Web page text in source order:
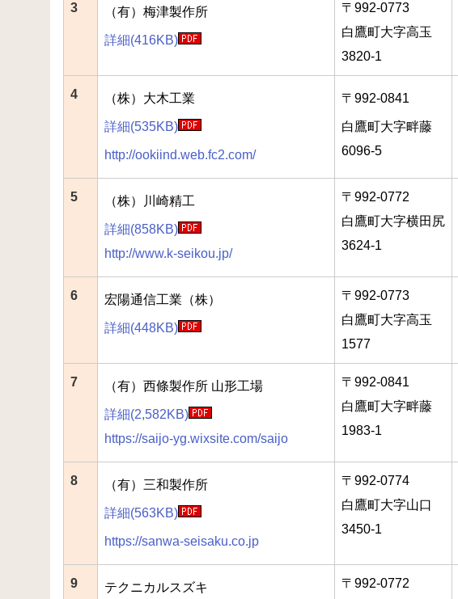
3 （有）梅津製作所
詳細(416KB)
〒992-0773
白鷹町大字高玉
3820-1
4 （株）大木工業
詳細(535KB)
http://ookiind.web.fc2.com/
〒992-0841
白鷹町大字畔藤
6096-5
5 （株）川崎精工
詳細(858KB)
http://www.k-seikou.jp/
〒992-0772
白鷹町大字横田尻
3624-1
6 宏陽通信工業（株）
詳細(448KB)
〒992-0773
白鷹町大字高玉
1577
7 （有）西條製作所 山形工場
詳細(2,582KB)
https://saijo-yg.wixsite.com/saijo
〒992-0841
白鷹町大字畔藤
1983-1
8 （有）三和製作所
詳細(563KB)
https://sanwa-seisaku.co.jp
〒992-0774
白鷹町大字山口
3450-1
9 テクニカルスズキ
〒992-0772